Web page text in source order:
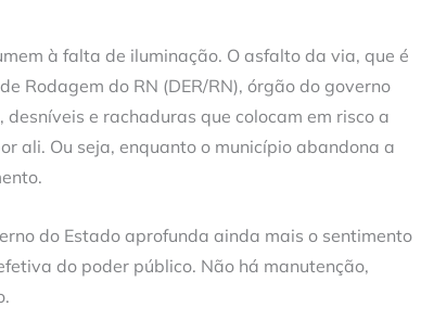
à falta de iluminação. O asfalto da via, que é
Rodagem do RN (DER/RN), órgão do governo
e rachaduras que colocam em risco a
ali. Ou seja, enquanto o município abandona a
do Estado aprofunda ainda mais o sentimento
do poder público. Não há manutenção,